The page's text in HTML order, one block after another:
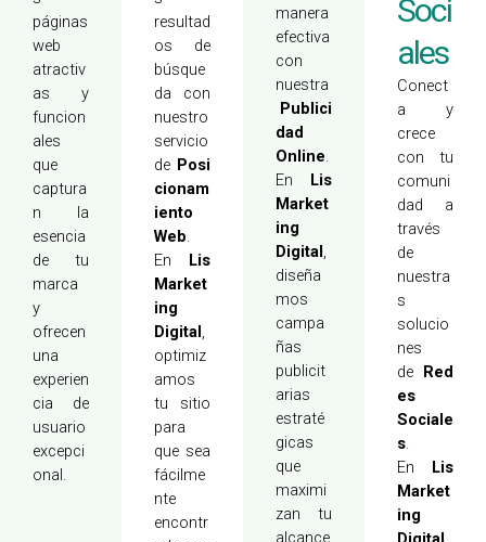
páginas
web
atractiv
as y
funcion
ales
que
captura
n la
esencia
de tu
marca
y
ofrecen
una
experien
cia de
usuario
excepci
onal.
resultad
os de
búsque
da con
nuestro
servicio
de Posi
cionam
iento
Web.
En Lis
Market
ing
Digital,
optimiz
amos
tu sitio
para
que sea
fácilme
nte
encontr
manera
efectiva
con
nuestra
Publici
dad
Online.
En Lis
Market
ing
Digital,
diseña
mos
campa
ñas
publicit
arias
estraté
gicas
que
maximi
zan tu
alcance
Soci
ales
Conect
a y
crece
con tu
comuni
dad a
través
de
nuestra
s
solucio
nes
de Red
es
Sociale
s.
En Lis
Market
ing